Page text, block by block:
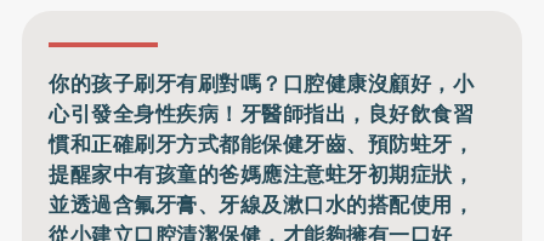
你的孩子刷牙有刷對嗎？口腔健康沒顧好，小
心引發全身性疾病！牙醫師指出，良好飲食習
慣和正確刷牙方式都能保健牙齒、預防蛀牙，
提醒家中有孩童的爸媽應注意蛀牙初期症狀，
並透過含氟牙膏、牙線及漱口水的搭配使用，